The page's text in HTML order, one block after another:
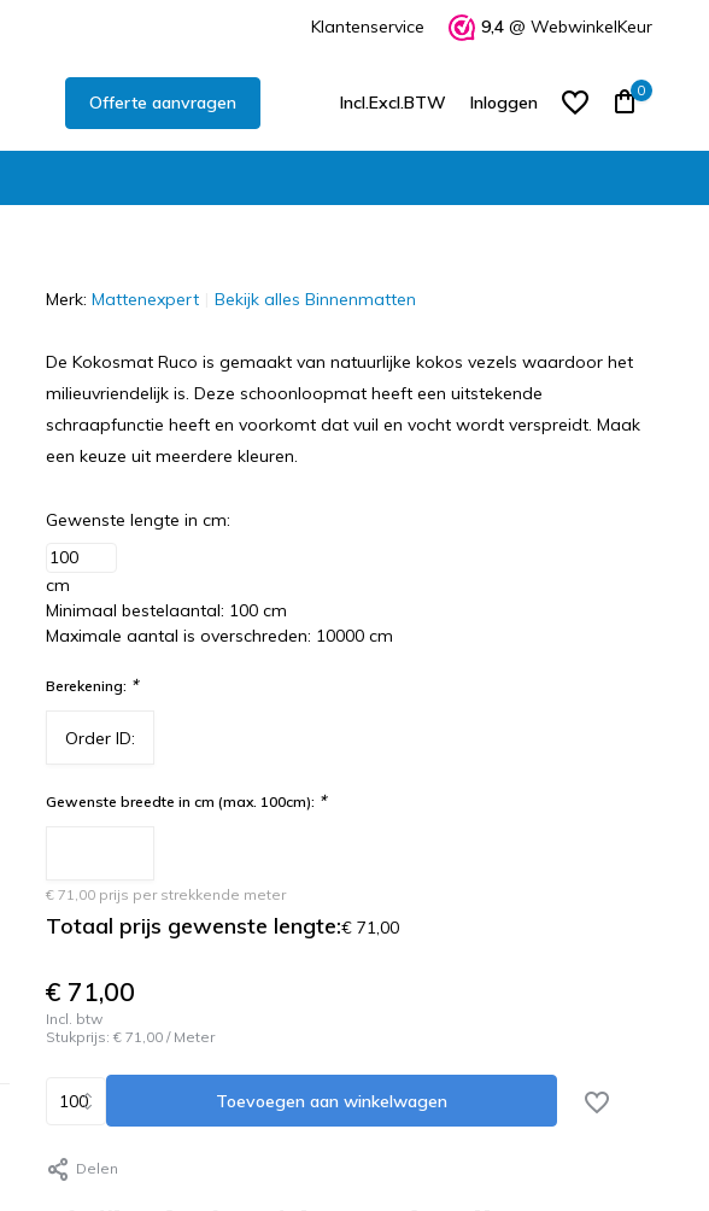
Klantenservice 9,4 @ WebwinkelKeur
Offerte aanvragen Incl.Excl.BTW Inloggen
0
Merk: Mattenexpert Bekijk alles Binnenmatten
De Kokosmat Ruco is gemaakt van natuurlijke kokos vezels waardoor het
milieuvriendelijk is. Deze schoonloopmat heeft een uitstekende
schraapfunctie heeft en voorkomt dat vuil en vocht wordt verspreidt. Maak
een keuze uit meerdere kleuren.
Gewenste lengte in cm:
cm
Minimaal bestelaantal: 100 cm
Maximale aantal is overschreden: 10000 cm
Berekening: *
Gewenste breedte in cm (max. 100cm): *
€ 71,00 prijs per strekkende meter
Totaal prijs gewenste lengte:€ 71,00
€ 71,00
Incl. btw
Stukprijs: € 71,00/ Meter
Toevoegen aan winkelwagen
Delen